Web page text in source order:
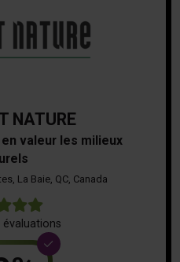
NATURE
valeur les milieux
La Baie, QC, Canada
évaluations